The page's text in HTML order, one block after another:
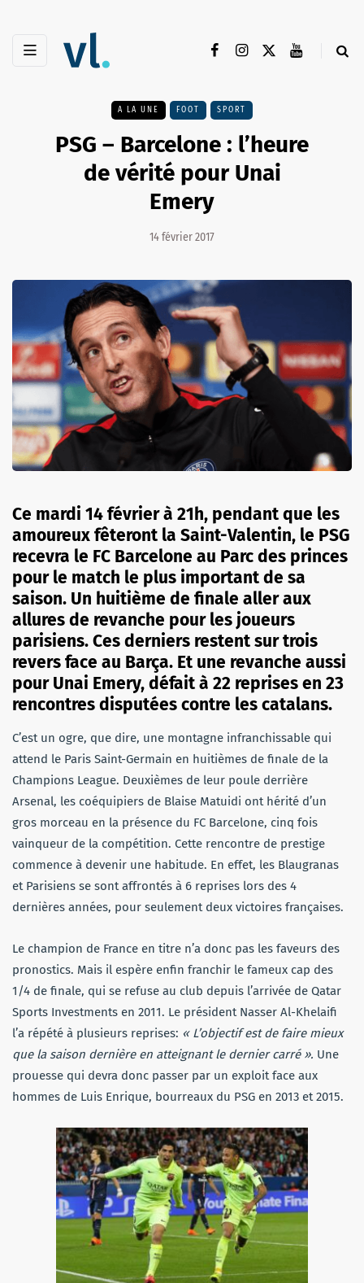
A LA UNE FOOT SPORT
PSG – Barcelone : l’heure
de vérité pour Unai
Emery
14 février 2017
Ce mardi 14 février à 21h, pendant que les
amoureux fêteront la Saint-Valentin, le PSG
recevra le FC Barcelone au Parc des princes
pour le match le plus important de sa
saison. Un huitième de finale aller aux
allures de revanche pour les joueurs
parisiens. Ces derniers restent sur trois
revers face au Barça. Et une revanche aussi
pour Unai Emery, défait à 22 reprises en 23
rencontres disputées contre les catalans.
C’est un ogre, que dire, une montagne infranchissable qui
attend le Paris Saint-Germain en huitièmes de finale de la
Champions League. Deuxièmes de leur poule derrière
Arsenal, les coéquipiers de Blaise Matuidi ont hérité d’un
gros morceau en la présence du FC Barcelone, cinq fois
vainqueur de la compétition. Cette rencontre de prestige
commence à devenir une habitude. En effet, les Blaugranas
et Parisiens se sont affrontés à 6 reprises lors des 4
dernières années, pour seulement deux victoires françaises.
Le champion de France en titre n’a donc pas les faveurs des
pronostics. Mais il espère enfin franchir le fameux cap des
1/4 de finale, qui se refuse au club depuis l’arrivée de Qatar
Sports Investments en 2011. Le président Nasser Al-Khelaifi
l’a répété à plusieurs reprises: « L’objectif est de faire mieux
que la saison dernière en atteignant le dernier carré ». Une
prouesse qui devra donc passer par un exploit face aux
hommes de Luis Enrique, bourreaux du PSG en 2013 et 2015.